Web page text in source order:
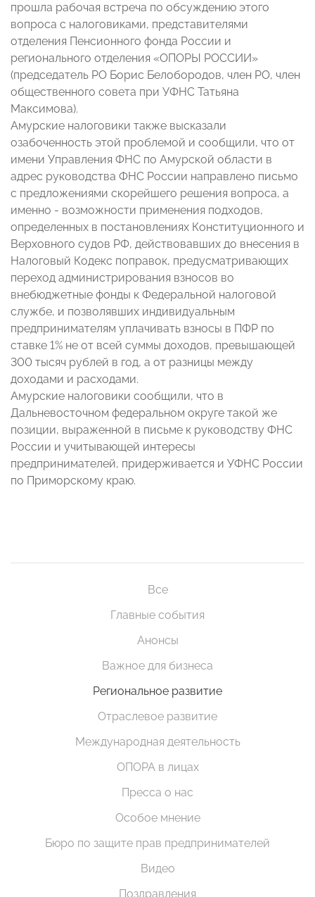
прошла рабочая встреча по обсуждению этого
вопроса с налоговиками, представителями
отделения Пенсионного фонда России и
регионального отделения «ОПОРЫ РОССИИ»
(председатель РО Борис Белобородов, член РО, член
общественного совета при УФНС Татьяна
Максимова).
Амурские налоговики также высказали
озабоченность этой проблемой и сообщили, что от
имени Управления ФНС по Амурской области в
адрес руководства ФНС России направлено письмо
с предложениями скорейшего решения вопроса, а
именно - возможности применения подходов,
определенных в постановлениях Конституционного и
Верховного судов РФ, действовавших до внесения в
Налоговый Кодекс поправок, предусматривающих
переход администрирования взносов во
внебюджетные фонды к Федеральной налоговой
службе, и позволявших индивидуальным
предпринимателям уплачивать взносы в ПФР по
ставке 1% не от всей суммы доходов, превышающей
300 тысяч рублей в год, а от разницы между
доходами и расходами.
Амурские налоговики сообщили, что в
Дальневосточном федеральном округе такой же
позиции, выраженной в письме к руководству ФНС
России и учитывающей интересы
предпринимателей, придерживается и УФНС России
по Приморскому краю.
Все
Главные события
Анонсы
Важное для бизнеса
Региональное развитие
Отраслевое развитие
Международная деятельность
ОПОРА в лицах
Пресса о нас
Особое мнение
Бюро по защите прав предпринимателей
Видео
Поздравления